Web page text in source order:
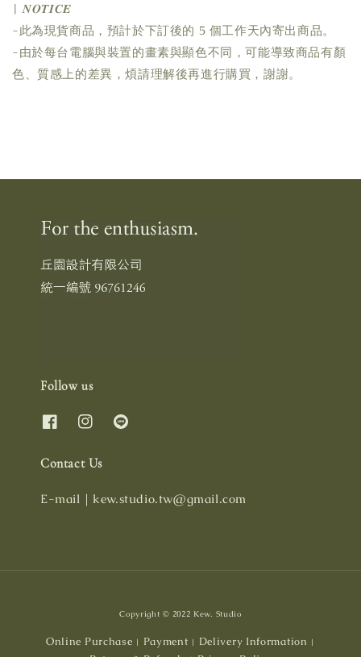
| 𝑵𝑶𝑻𝑰𝑪𝑬
-此為現貨商品，預計於下訂後的 5 個工作天內寄出商品。
-由於每台電腦與裝置的畫素與顯色不同，可能導致商品有顏
色、質感上的差異，煩請理解後再進行購買，謝謝。
Follow us
Contact Us
E-mail｜kew.studio.tw@gmail.com
Copyright © 2022 Kew. Studio
Online Purchase | Payment | Delivery Information |